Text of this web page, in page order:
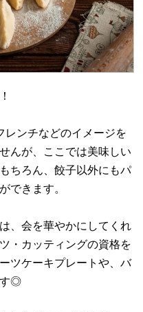
レンチなどのイメージを
んが、ここでは美味しい
ちろん、餃子以外にもパ
できます。
、会を華やかにしてくれ
・カッティングの資格を
ツケーキプレートや、バ
す◎